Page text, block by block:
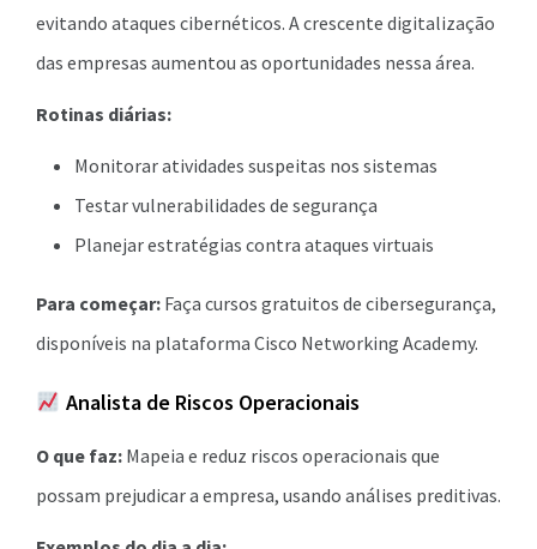
evitando ataques cibernéticos. A crescente digitalização
das empresas aumentou as oportunidades nessa área.
Rotinas diárias:
Monitorar atividades suspeitas nos sistemas
Testar vulnerabilidades de segurança
Planejar estratégias contra ataques virtuais
Para começar: Faça cursos gratuitos de cibersegurança,
disponíveis na plataforma Cisco Networking Academy.
Analista de Riscos Operacionais
O que faz: Mapeia e reduz riscos operacionais que
possam prejudicar a empresa, usando análises preditivas.